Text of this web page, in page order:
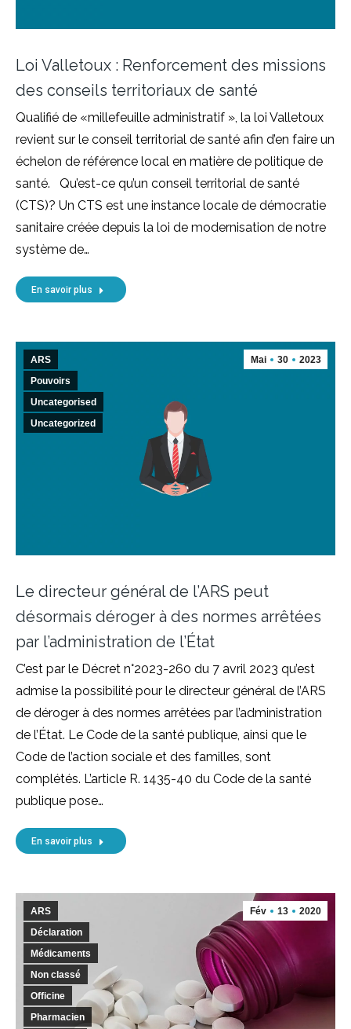
Loi Valletoux : Renforcement des missions
des conseils territoriaux de santé
Qualifié de «millefeuille administratif », la loi Valletoux
revient sur le conseil territorial de santé afin d’en faire un
échelon de référence local en matière de politique de
santé. Qu’est-ce qu’un conseil territorial de santé
(CTS)? Un CTS est une instance locale de démocratie
sanitaire créée depuis la loi de modernisation de notre
système de…
En savoir plus
Mai 30 2023
ARS
Pouvoirs
Uncategorised
Uncategorized
Le directeur général de l’ARS peut
désormais déroger à des normes arrêtées
par l’administration de l’État
C’est par le Décret n°2023-260 du 7 avril 2023 qu’est
admise la possibilité pour le directeur général de l’ARS
de déroger à des normes arrêtées par l’administration
de l’État. Le Code de la santé publique, ainsi que le
Code de l’action sociale et des familles, sont
complétés. L’article R. 1435-40 du Code de la santé
publique pose…
En savoir plus
Fév 13 2020
ARS
Déclaration
Médicaments
Non classé
Officine
Pharmacien